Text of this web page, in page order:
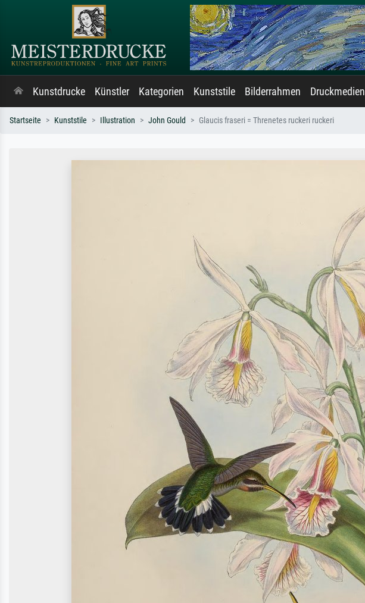
Kunstdrucke Künstler Kategorien Kunststile Bilderrahmen Druckmedien
Startseite Kunststile Illustration John Gould Glaucis fraseri = Threnetes ruckeri ruckeri